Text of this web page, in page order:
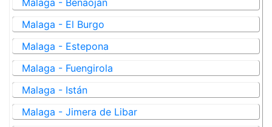
Malaga - Benaoján
Malaga - El Burgo
Malaga - Estepona
Malaga - Fuengirola
Malaga - Istán
Malaga - Jimera de Libar